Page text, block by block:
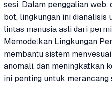
sesi. Dalam penggalian
bot, lingkungan ini dianalisis
lintas manusia asli dari
Memodelkan Lingkungan
membantu sistem
anomali, dan meningkatkan
ini penting untuk merancang